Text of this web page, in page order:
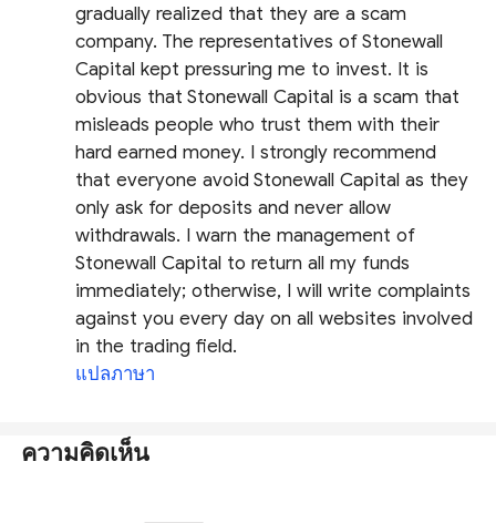
gradually realized that they are a scam
company. The representatives of Stonewall
Capital kept pressuring me to invest. It is
obvious that Stonewall Capital is a scam that
misleads people who trust them with their
hard earned money. I strongly recommend
that everyone avoid Stonewall Capital as they
only ask for deposits and never allow
withdrawals. I warn the management of
Stonewall Capital to return all my funds
immediately; otherwise, I will write complaints
against you every day on all websites involved
in the trading field.
แปลภาษา
ความคิดเห็น